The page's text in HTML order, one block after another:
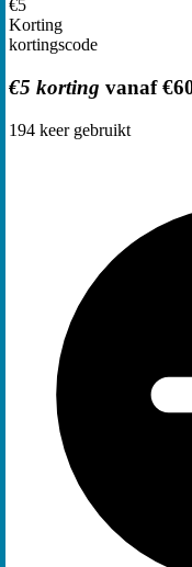
€5
Korting
kortingscode
€5 korting vanaf
194 keer gebruikt